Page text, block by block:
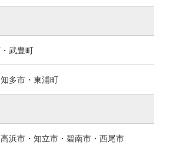
武豊町
多市・東浦町
浜市・知立市・碧南市・西尾市